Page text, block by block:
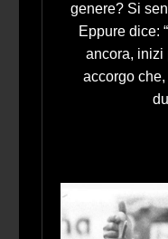
genere? Si
Eppure dice:
ancora, inizi
accorgo che,